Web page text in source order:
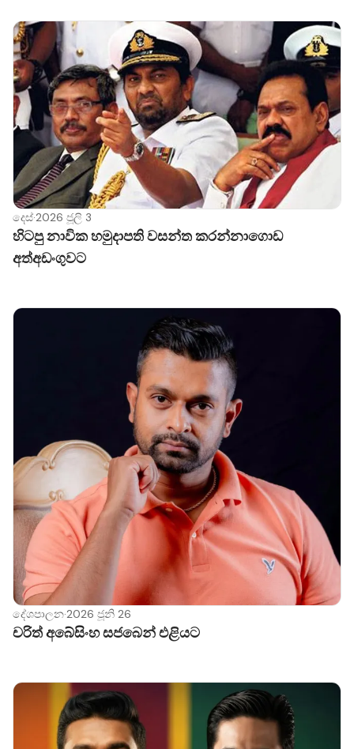
බවත්, මෙවැනි බලපෑම්වලට යටත්වී අදහස් ප්‍රකාශ කිරීමේ
අයිතිය සීමා කිරීම කණගාටුදායක බවත් ඔහු වැඩිදුරටත්
පැවසීය.
දෙස්·2026 ජූලි 3
හිටපු නාවික හමුදාපති වසන්ත කරන්නාගොඩ
අත්අඩංගුවට
දේශපාලන·2026 ජූනි 26
චරිත් අබේසිංහ සජබෙන් එළියට